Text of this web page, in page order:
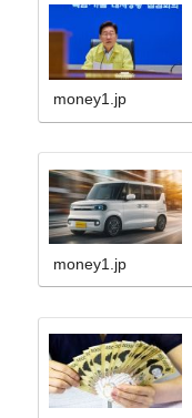
money1.jp
money1.jp